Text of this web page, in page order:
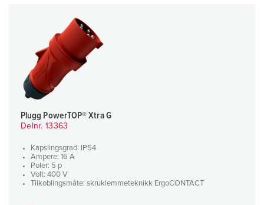
Plugg PowerTOP® Xtra G
Delnr. 13363
Kapslingsgrad: IP54
Ampere: 16 A
Poler: 5 p
Volt: 400 V
Tilkoblingsmåte: skruklemmeteknikk ErgoCONTACT